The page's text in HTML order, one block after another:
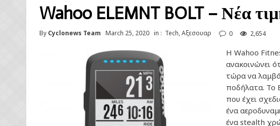
Wahoo ELEMNT BOLT – Νέα
By Cyclonews Team March 25, 2020 in : Tech,Αξεσουαρ 0 2,654
Η Wahoo
ανακοινώνει
τώρα να
ποδήλατα. Το
που έχει
ένα
ένα stealth